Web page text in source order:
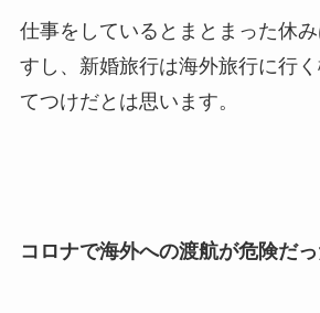
仕事をしているとまとまった休
すし、新婚旅行は海外旅行に行
てつけだとは思います。
コロナで海外への渡航が危険だ